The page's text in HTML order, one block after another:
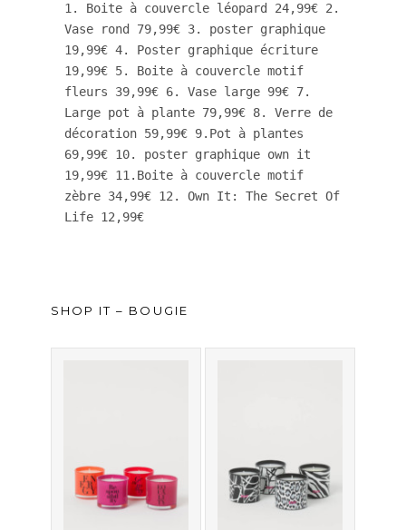
1. Boite à couvercle léopard 24,99€ 2.
Vase rond 79,99€ 3. poster graphique
19,99€ 4. Poster graphique écriture
19,99€ 5. Boite à couvercle motif
fleurs 39,99€ 6. Vase large 99€ 7.
Large pot à plante 79,99€ 8. Verre de
décoration 59,99€ 9.Pot à plantes
69,99€ 10. poster graphique own it
19,99€ 11.Boite à couvercle motif
zèbre 34,99€ 12. Own It: The Secret Of
Life 12,99€
SHOP IT – BOUGIE